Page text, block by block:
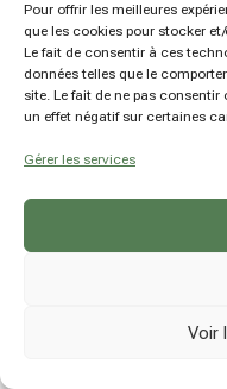
Pour offrir les meilleures
que les cookies pour stocker
Le fait de consentir à ces
données telles que le
site. Le fait de ne pas
un effet négatif sur certaines
Gérer les services
Voir
Mes parcours
byDamien Hansen|
© hsn explore -